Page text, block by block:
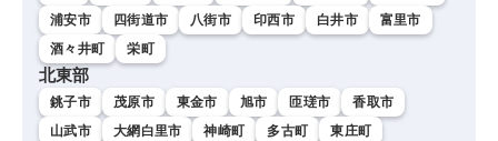
浦安市 四街道市 八街市 印西市 白井市
富里市
酒々井町
栄町
北東部
銚子市 茂原市 東金市 旭市 匝瑳市
香取市
山武市
大網白里市 神崎町 多古町
東庄町